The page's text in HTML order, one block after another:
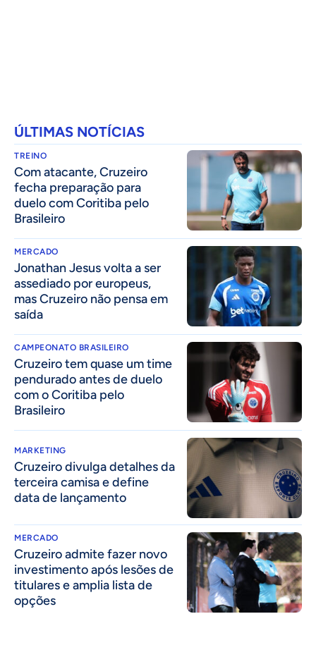
ÚLTIMAS NOTÍCIAS
TREINO
Com atacante, Cruzeiro
fecha preparação para
duelo com Coritiba pelo
Brasileiro
MERCADO
Jonathan Jesus volta a ser
assediado por europeus,
mas Cruzeiro não pensa em
saída
CAMPEONATO BRASILEIRO
Cruzeiro tem quase um time
pendurado antes de duelo
com o Coritiba pelo
Brasileiro
MARKETING
Cruzeiro divulga detalhes da
terceira camisa e define
data de lançamento
MERCADO
Cruzeiro admite fazer novo
investimento após lesões de
titulares e amplia lista de
opções